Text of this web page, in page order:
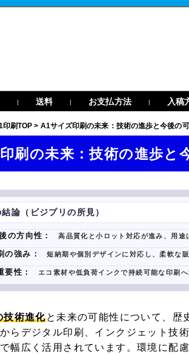
| 送料 | お支払方法 | 入稿
印刷TOP > A1サイズ印刷の未来：技術の進歩と今後の
刷の未来：技術の進歩と
論（ビジプリの所見）
の方向性： 高品質化と小ロット対応が進み、用途
の強み： 短納期や個別デザインに対応し、柔軟な
要性： エコ素材や低負荷インクで持続可能な印刷へ
技術進化と未来の可能性について、歴
らデジタル印刷、インクジェット技
幅広く活用されています。環境に配